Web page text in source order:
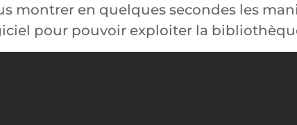
montrer en quelques secondes les
pour pouvoir exploiter la